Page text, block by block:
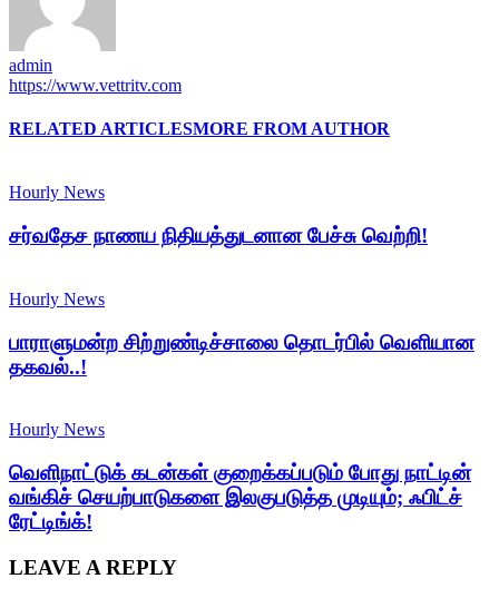
admin
https://www.vettritv.com
RELATED ARTICLESMORE FROM AUTHOR
Hourly News
சர்வதேச நாணய நிதியத்துடனான பேச்சு வெற்றி!
Hourly News
பாராளுமன்ற சிற்றுண்டிச்சாலை தொடர்பில் வெளியான
தகவல்..!
Hourly News
வெளிநாட்டுக் கடன்கள் குறைக்கப்படும் போது நாட்டின்
வங்கிச் செயற்பாடுகளை இலகுபடுத்த முடியும்; ஃபிட்ச்
ரேட்டிங்க்!
LEAVE A REPLY